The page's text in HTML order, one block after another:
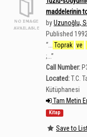
maddelerinin
byUzunoğlu,
Published 1992
“
Toprak ve
;... ”
Call Number:
Located:T.C.
Kütüphanesi
Tam Metin
Kitap
Save to